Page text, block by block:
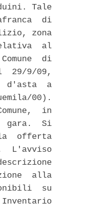
Tale
di
zona
al
di
29/9/09,
d'asta  a
00).
in
gara.  Si
offerta
L'avviso
alla
su